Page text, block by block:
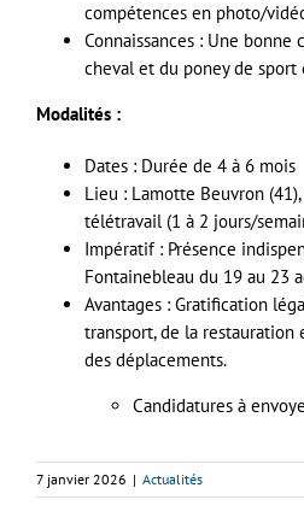
compétences en photo/
Connaissances : Une bonne
cheval et du poney de sport
Modalités :
Dates : Durée de 4 à 6 mois
Lieu : Lamotte Beuvron
télétravail (1 à 2 jours/
Impératif : Présence
Fontainebleau du 19 au 23
Avantages : Gratification
transport, de la restauration
des déplacements.
Candidatures à
7 janvier 2026 | Actualités